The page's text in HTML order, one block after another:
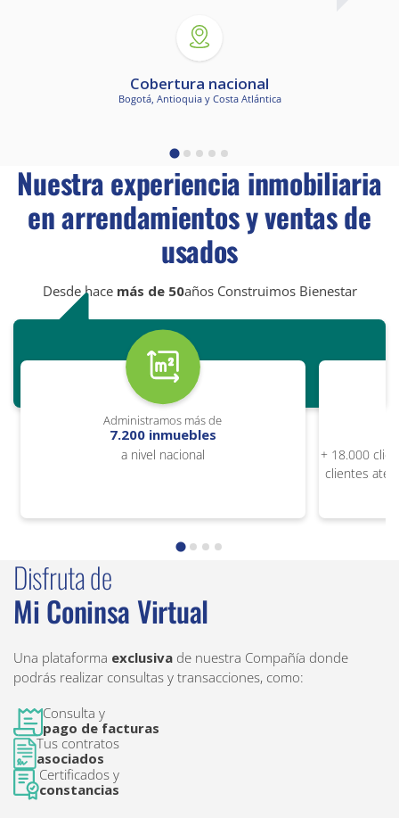
Cobertura nacional
Bogotá, Antioquia y Costa Atlántica
Nuestra experiencia inmobiliaria
en arrendamientos y ventas de
usados
Desde hace más de 50años Construimos Bienestar
Administramos más de
7.200 inmuebles
a nivel nacional
+ 18.000
clientes
Disfruta de
Mi Coninsa Virtual
Una plataforma exclusiva de nuestra Compañía donde
podrás realizar consultas y transacciones, como:
Consulta y
pago de facturas
Tus contratos
asociados
Certificados y
constancias